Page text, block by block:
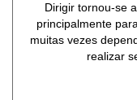
Dirigir tornou-se
principalmente
muitas vezes
realizar